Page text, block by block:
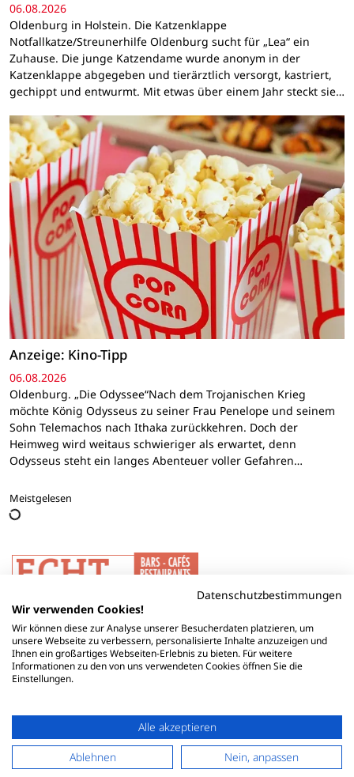
06.08.2026
Oldenburg in Holstein. Die Katzenklappe
Notfallkatze/Streunerhilfe Oldenburg sucht für „Lea“ ein
Zuhause. Die junge Katzendame wurde anonym in der
Katzenklappe abgegeben und tierärztlich versorgt, kastriert,
gechippt und entwurmt. Mit etwas über einem Jahr steckt sie…
Anzeige: Kino-Tipp
06.08.2026
Oldenburg. „Die Odyssee“Nach dem Trojanischen Krieg
möchte König Odysseus zu seiner Frau Penelope und seinem
Sohn Telemachos nach Ithaka zurückkehren. Doch der
Heimweg wird weitaus schwieriger als erwartet, denn
Odysseus steht ein langes Abenteuer voller Gefahren…
Meistgelesen
Datenschutzbestimmungen
Wir verwenden Cookies!
Wir können diese zur Analyse unserer Besucherdaten platzieren, um
unsere Webseite zu verbessern, personalisierte Inhalte anzuzeigen und
Ihnen ein großartiges Webseiten-Erlebnis zu bieten. Für weitere
Informationen zu den von uns verwendeten Cookies öffnen Sie die
Einstellungen.
Alle akzeptieren
Ablehnen
Nein, anpassen